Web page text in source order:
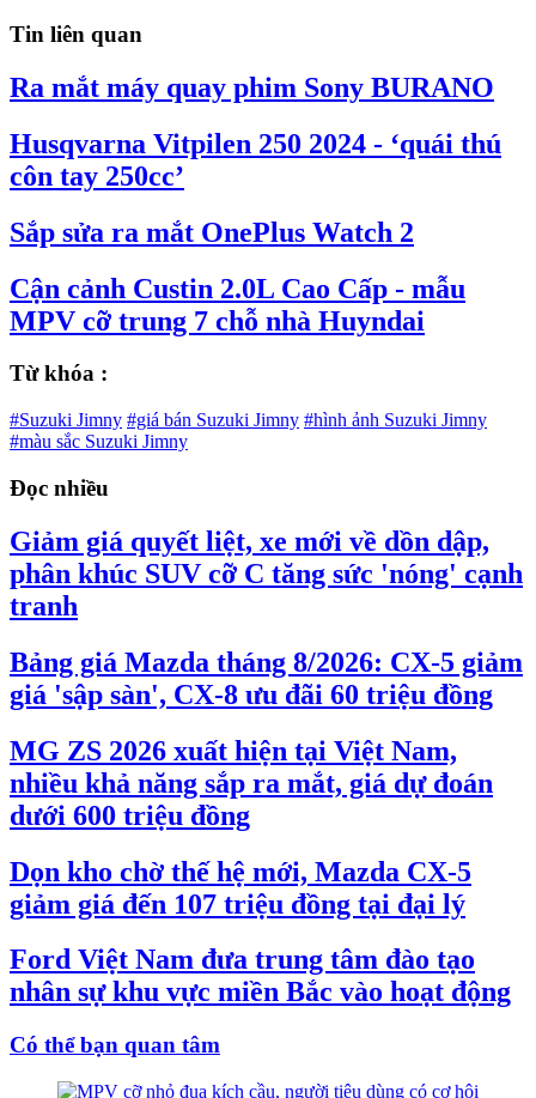
Tin liên quan
Ra mắt máy quay phim Sony BURANO
Husqvarna Vitpilen 250 2024 - ‘quái thú
côn tay 250cc’
Sắp sửa ra mắt OnePlus Watch 2
Cận cảnh Custin 2.0L Cao Cấp - mẫu
MPV cỡ trung 7 chỗ nhà Huyndai
Từ khóa :
#Suzuki Jimny #giá bán Suzuki Jimny #hình ảnh Suzuki Jimny
#màu sắc Suzuki Jimny
Đọc nhiều
Giảm giá quyết liệt, xe mới về dồn dập,
phân khúc SUV cỡ C tăng sức 'nóng' cạnh
tranh
Bảng giá Mazda tháng 8/2026: CX-5 giảm
giá 'sập sàn', CX-8 ưu đãi 60 triệu đồng
MG ZS 2026 xuất hiện tại Việt Nam,
nhiều khả năng sắp ra mắt, giá dự đoán
dưới 600 triệu đồng
Dọn kho chờ thế hệ mới, Mazda CX-5
giảm giá đến 107 triệu đồng tại đại lý
Ford Việt Nam đưa trung tâm đào tạo
nhân sự khu vực miền Bắc vào hoạt động
Có thể bạn quan tâm